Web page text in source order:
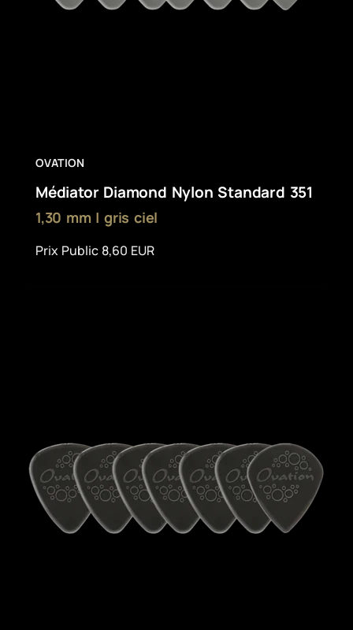
OVATION
Médiator Diamond Nylon Standard 351
1,30 mm | gris ciel
Prix Public 8,60 EUR